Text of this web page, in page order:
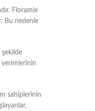
Floramix
Bu nedenle
şekilde
verimlerinin
sahiplerinin